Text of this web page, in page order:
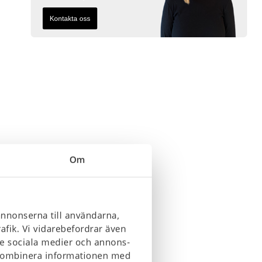
Om
till användarna,
Vi vidarebefordrar även
sociala medier och annons-
informationen med
Kontakta oss